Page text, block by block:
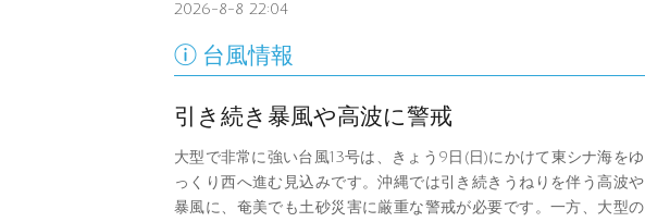
2026-8-8 22:04
 台風情報
引き続き暴風や高波に警戒
大型で非常に強い台風13号は、きょう9日(日)にかけて東シナ海をゆ
っくり西へ進む見込みです。沖縄では引き続きうねりを伴う高波や
暴風に、奄美でも土砂災害に厳重な警戒が必要です。一方、大型の